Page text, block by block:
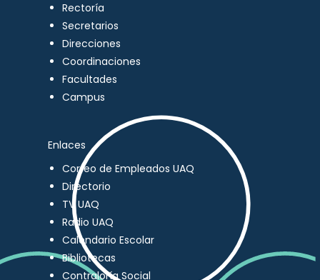
Rectoría
Secretarios
Direcciones
Coordinaciones
Facultades
Campus
Enlaces
Correo de Empleados UAQ
Directorio
TV UAQ
Radio UAQ
Calendario Escolar
Bibliotecas
Contraloría Social